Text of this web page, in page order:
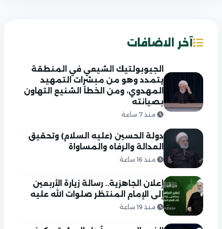
آخر الاضافات
الجيوبولتيك الشيعي في المنطقة
يتمدد وهو من مبشرات التمهيد
المهدوي، ومن الخطأ الشنيع التهاون
بصيانته
منذ 7 ساعة
دولة الحسين (عليه السلام) وتحقيق
العدالة والرفاه والمساواة
منذ 16 ساعة
إعلان الجاهزية.. رسالة زيارة الأربعين
إلى الإمام المنتظر صلوات الله عليه
منذ 19 ساعة